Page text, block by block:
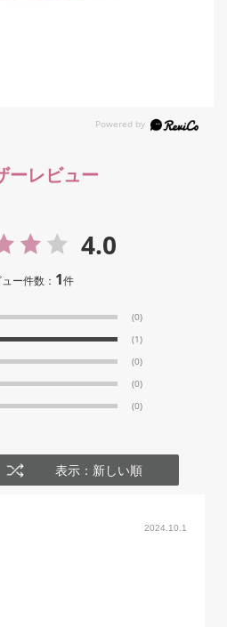
ーレビュー
4.0
ー件数： 1件
(0)
(1)
(0)
(0)
(0)
表示：新しい順
2024.10.1